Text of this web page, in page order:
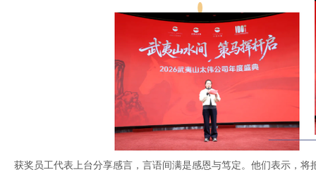
获奖员工代表上台分享感言，言语间满是感恩与笃定。他们表示，